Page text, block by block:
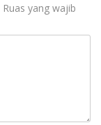
Ruas yang wajib